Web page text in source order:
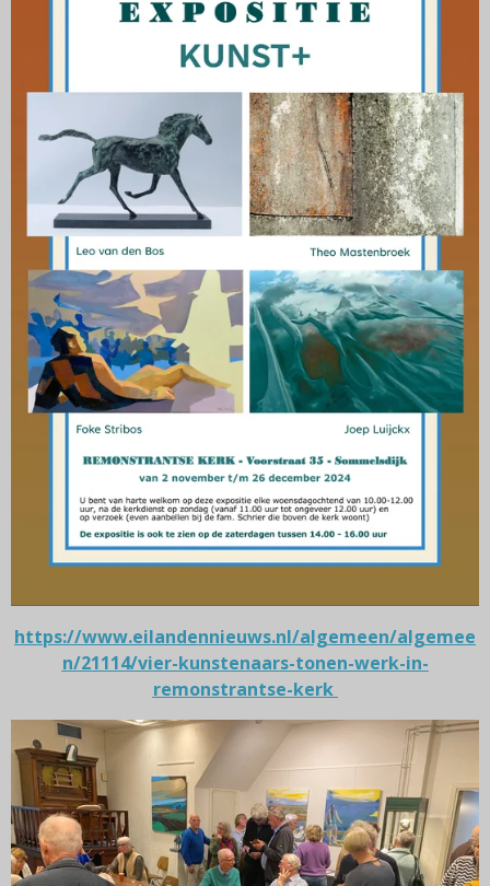
https://www.eilandennieuws.nl/algemeen/algemee
n/21114/vier-kunstenaars-tonen-werk-in-
remonstrantse-kerk